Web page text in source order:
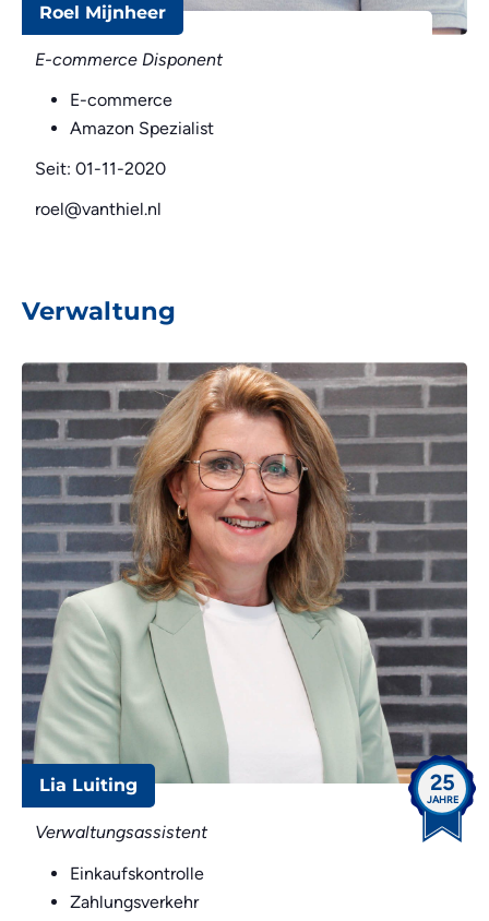
Roel Mijnheer
E-commerce Disponent
E-commerce
Amazon Spezialist
Seit: 01-11-2020
roel@vanthiel.nl
Verwaltung
25
JAHRE
Lia Luiting
Verwaltungsassistent
Einkaufskontrolle
Zahlungsverkehr